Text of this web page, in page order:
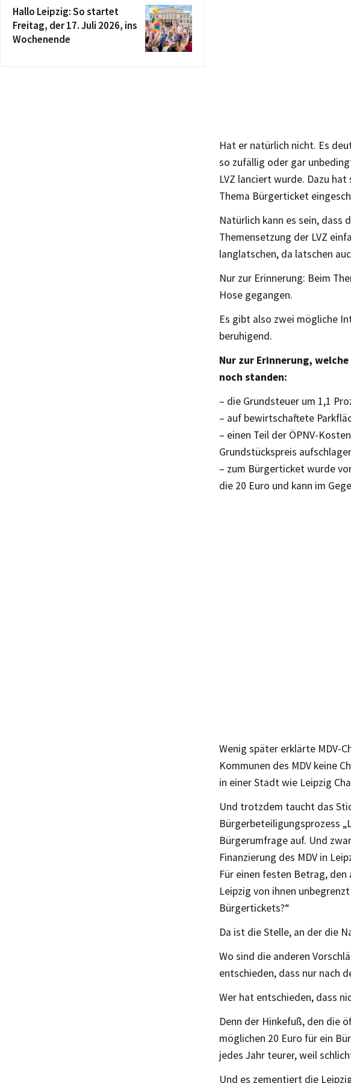
Hat er natürlich nicht. Es
so zufällig oder gar
LVZ lanciert wurde. Dazu
Thema Bürgerticket
Natürlich kann es sein,
Themensetzung der LVZ
langlatschen, da latschen
Nur zur Erinnerung: Beim
Hose gegangen.
Es gibt also zwei mögliche
beruhigend.
Nur zur Erinnerung,
noch standen:
– die Grundsteuer um 1,1
– auf bewirtschaftete
– einen Teil der ÖPNV-
Grundstückspreis
– zum Bürgerticket wurde
die 20 Euro und kann im
Wenig später erklärte MDV-
Kommunen des MDV keine
in einer Stadt wie Leipzig
Und trotzdem taucht das
Bürgerbeteiligungsprozess
Bürgerumfrage auf. Und
Finanzierung des MDV in
Für einen festen Betrag, den
Leipzig von ihnen
Bürgertickets?“
Da ist die Stelle, an der die
Wo sind die anderen
entschieden, dass nur nach
Wer hat entschieden, dass
Denn der Hinkefuß, den die
möglichen 20 Euro für ein
jedes Jahr teurer, weil
Und es zementiert die
Hallo Leipzig: So startet
Freitag, der 17. Juli 2026, ins
Wochenende